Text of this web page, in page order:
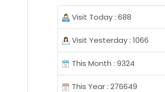
Visit Today : 688
Visit Yesterday : 1066
This Month : 9324
This Year : 276649